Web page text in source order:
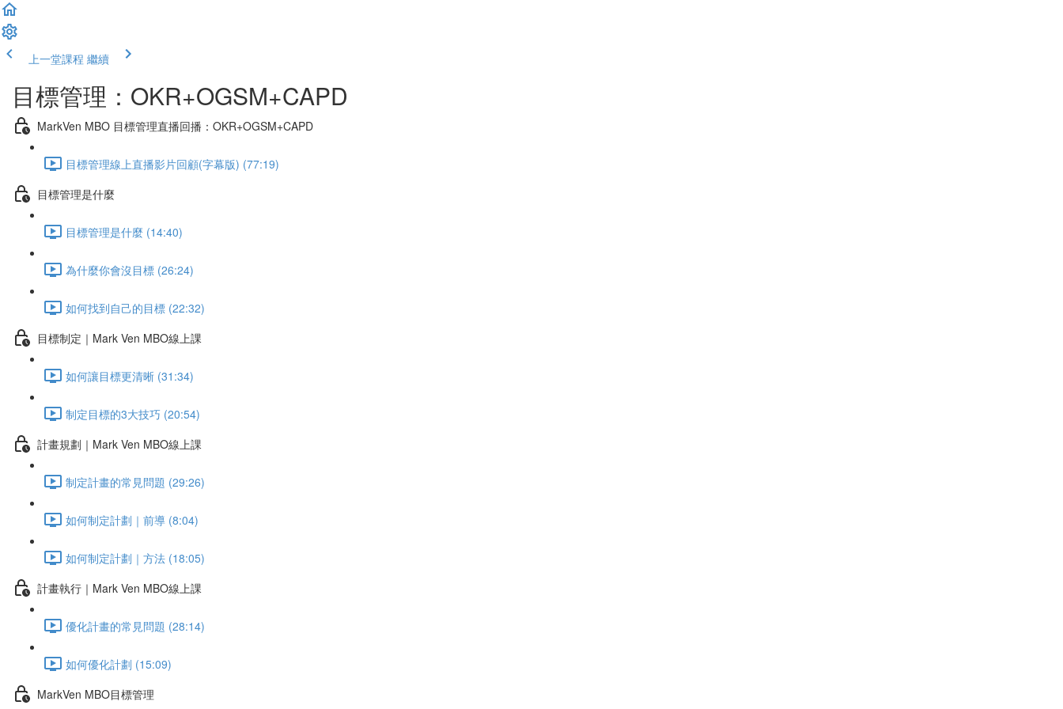
上一堂課程 繼續
目標管理：OKR+OGSM+CAPD
MarkVen MBO 目標管理直播回播：OKR+OGSM+CAPD
目標管理線上直播影片回顧(字幕版) (77:19)
目標管理是什麼
目標管理是什麼 (14:40)
為什麼你會沒目標 (26:24)
如何找到自己的目標 (22:32)
目標制定｜Mark Ven MBO線上課
如何讓目標更清晰 (31:34)
制定目標的3大技巧 (20:54)
計畫規劃｜Mark Ven MBO線上課
制定計畫的常見問題 (29:26)
如何制定計劃｜前導 (8:04)
如何制定計劃｜方法 (18:05)
計畫執行｜Mark Ven MBO線上課
優化計畫的常見問題 (28:14)
如何優化計劃 (15:09)
MarkVen MBO目標管理